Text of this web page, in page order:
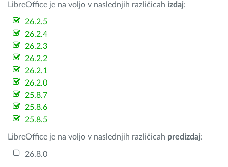
LibreOffice je na voljo v naslednjih različicah izdaj:
26.2.5
26.2.4
26.2.3
26.2.2
26.2.1
26.2.0
25.8.7
25.8.6
25.8.5
LibreOffice je na voljo v naslednjih različicah predizdaj:
26.8.0